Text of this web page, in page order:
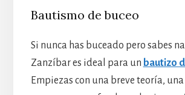
Bautismo de buceo
Si nunca has buceado pero sabes
Zanzíbar es ideal para un bautizo
Empiezas con una breve teoría,